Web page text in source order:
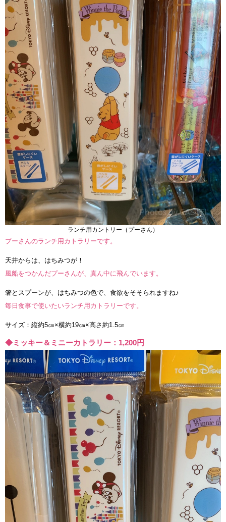
ランチ用カントリー（プーさん）
プーさんのランチ用カトラリーです。
天井からは、はちみつが！
風船をつかんだプーさんが、真ん中に飛んでいます。
箸とスプーンが、はちみつの色で、食欲をそそられますね♪
毎日食事で使いたいランチ用カトラリーです。
サイズ：縦約5㎝×横約19㎝×高さ約1.5㎝
◆ミッキー＆ミニーカトラリー：1,200円